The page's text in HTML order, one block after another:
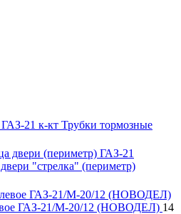
Трубки тормозные
"стрелка" (периметр)
ГАЗ-21/М-20/12 (НОВОДЕЛ) 14